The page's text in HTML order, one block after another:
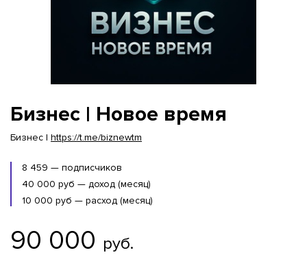
Бизнес | Новое время
Бизнес | https://t.me/biznewtm
8 459 — подписчиков
40 000 руб — доход (месяц)
10 000 руб — расход (месяц)
90 000 руб.